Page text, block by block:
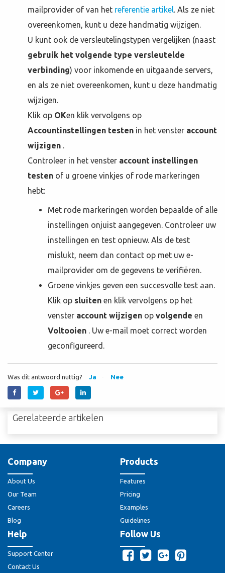
mailprovider of van het referentie artikel. Als ze niet
overeenkomen, kunt u deze handmatig wijzigen.
U kunt ook de versleutelingstypen vergelijken (naast
gebruik het volgende type versleutelde
verbinding) voor inkomende en uitgaande servers,
en als ze niet overeenkomen, kunt u deze handmatig
wijzigen.
Klik op OKen klik vervolgens op
Accountinstellingen testen in het venster account
wijzigen .
Controleer in het venster account instellingen
testen of u groene vinkjes of rode markeringen
hebt:
Met rode markeringen worden bepaalde of alle
instellingen onjuist aangegeven. Controleer uw
instellingen en test opnieuw. Als de test
mislukt, neem dan contact op met uw e-
mailprovider om de gegevens te verifiëren.
Groene vinkjes geven een succesvolle test aan.
Klik op sluiten en klik vervolgens op het
venster account wijzigen op volgende en
Voltooien . Uw e-mail moet correct worden
geconfigureerd.
Was dit antwoord nuttig? Ja Nee
Gerelateerde artikelen
Company
About Us
Our Team
Careers
Blog
Products
Features
Pricing
Examples
Guidelines
Help
Support Center
Contact Us
Follow Us